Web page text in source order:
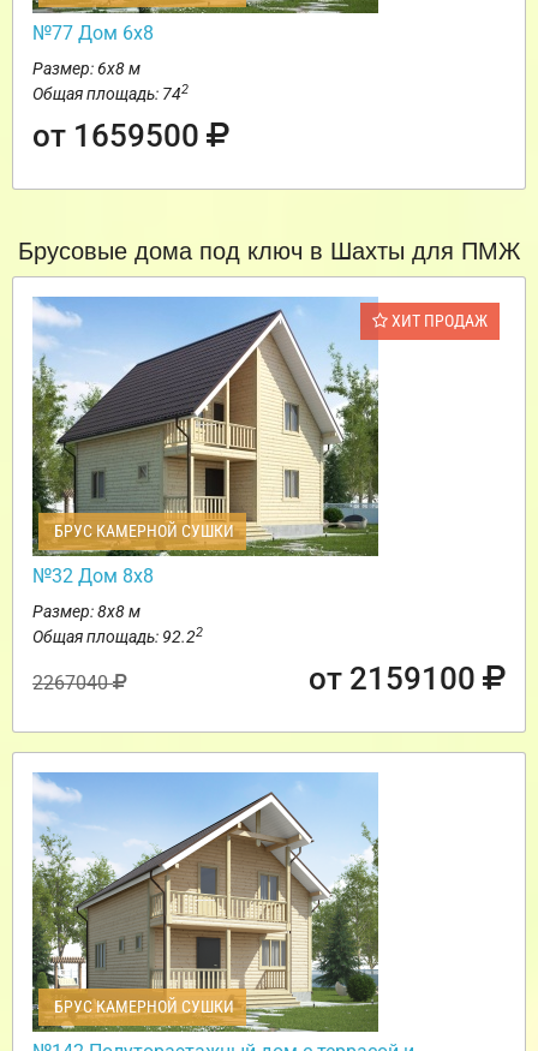
№77 Дом 6х8
Размер: 6х8 м
Общая площадь: 742
от 1659500
Брусовые дома под ключ в Шахты для ПМЖ
ХИТ ПРОДАЖ
БРУС КАМЕРНОЙ СУШКИ
№32 Дом 8х8
Размер: 8х8 м
Общая площадь: 92.22
2267040 от 2159100
БРУС КАМЕРНОЙ СУШКИ